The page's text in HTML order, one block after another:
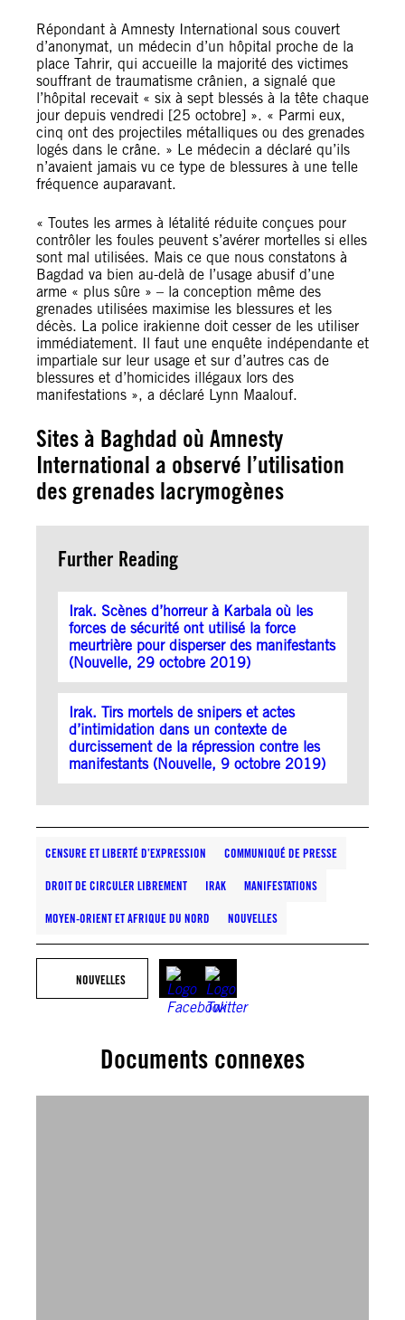
Répondant à Amnesty International sous couvert
d’anonymat, un médecin d’un hôpital proche de la
place Tahrir, qui accueille la majorité des victimes
souffrant de traumatisme crânien, a signalé que
l’hôpital recevait « six à sept blessés à la tête chaque
jour depuis vendredi [25 octobre] ». « Parmi eux,
cinq ont des projectiles métalliques ou des grenades
logés dans le crâne. » Le médecin a déclaré qu’ils
n’avaient jamais vu ce type de blessures à une telle
fréquence auparavant.
« Toutes les armes à létalité réduite conçues pour
contrôler les foules peuvent s’avérer mortelles si elles
sont mal utilisées. Mais ce que nous constatons à
Bagdad va bien au-delà de l’usage abusif d’une
arme « plus sûre » – la conception même des
grenades utilisées maximise les blessures et les
décès. La police irakienne doit cesser de les utiliser
immédiatement. Il faut une enquête indépendante et
impartiale sur leur usage et sur d’autres cas de
blessures et d’homicides illégaux lors des
manifestations », a déclaré Lynn Maalouf.
Sites à Baghdad où Amnesty
International a observé l’utilisation
des grenades lacrymogènes
Further Reading
Irak. Scènes d’horreur à Karbala où les
forces de sécurité ont utilisé la force
meurtrière pour disperser des manifestants
(Nouvelle, 29 octobre 2019)
Irak. Tirs mortels de snipers et actes
d’intimidation dans un contexte de
durcissement de la répression contre les
manifestants (Nouvelle, 9 octobre 2019)
CENSURE ET LIBERTÉ D’EXPRESSION COMMUNIQUÉ DE PRESSE
DROIT DE CIRCULER LIBREMENT IRAK MANIFESTATIONS
MOYEN-ORIENT ET AFRIQUE DU NORD NOUVELLES
NOUVELLES
Documents connexes